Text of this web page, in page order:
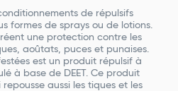
de répulsifs
formes de sprays ou de lotions.
une protection contre les
aoûtats, puces et punaises.
est un produit répulsif à
à base de DEET. Ce produit
aussi les tiques et les